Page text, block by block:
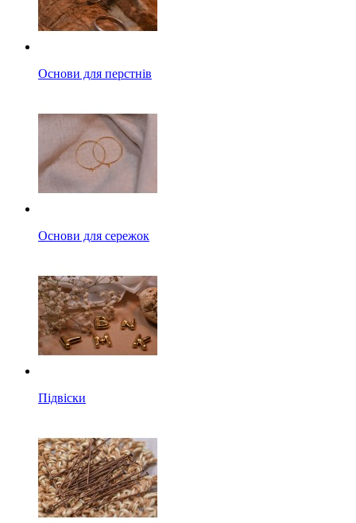
Основи для перстнів
Основи для сережок
Підвіски